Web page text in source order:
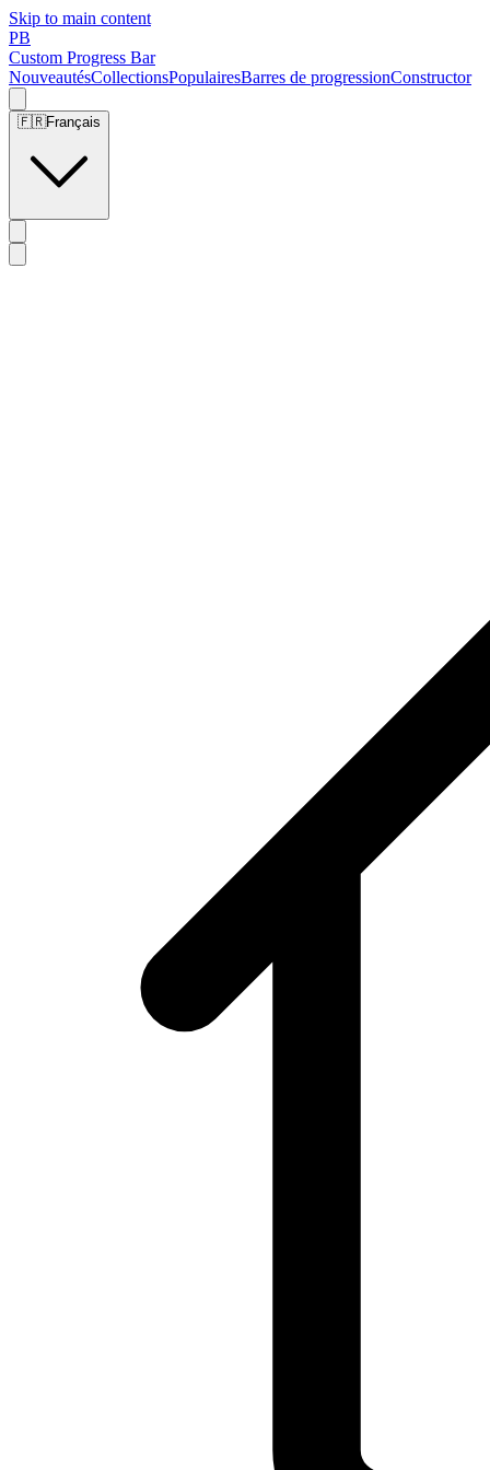
Skip to main content
PB
Custom Progress Bar
NouveautésCollectionsPopulairesBarres de progressionConstructor
🇫🇷Français